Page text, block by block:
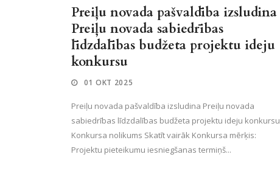
Preiļu novada pašvaldība izsludina
Preiļu novada sabiedrības
līdzdalības budžeta projektu ideju
konkursu
01 OKT 2025
Preiļu novada pašvaldība izsludina Preiļu novada
sabiedrības līdzdalības budžeta projektu ideju konkursu
Konkursa nolikums Skatīt vairāk Konkursa mērķis:
Projektu pieteikumu iesniegšanas termiņš...